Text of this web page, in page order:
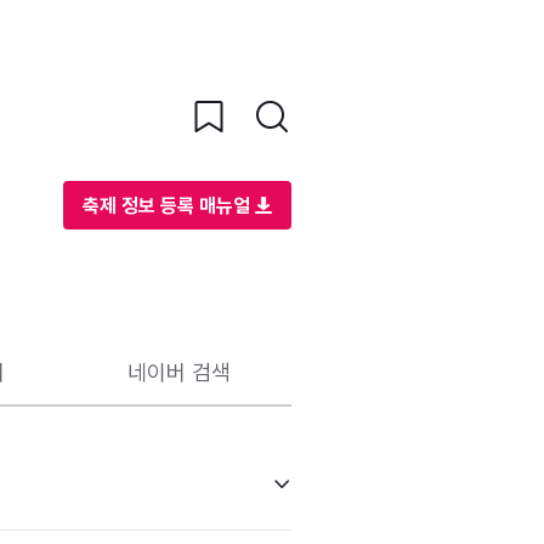
축제 정보 등록 매뉴얼
네이버 검색